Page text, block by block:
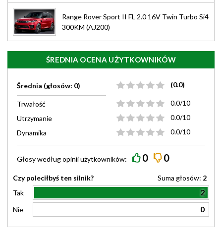
Range Rover Sport II FL 2.0 16V Twin Turbo Si4
300KM (AJ200)
ŚREDNIA OCENA UŻYTKOWNIKÓW
Średnia (głosów: 0) (0.0)
Trwałość
0.0/10
Utrzymanie
0.0/10
Dynamika
0.0/10
Głosy wedługopiniiużytkowników: 0 0
Czy poleciłbyś ten silnik? Suma głosów: 2
Tak
2
Nie 0